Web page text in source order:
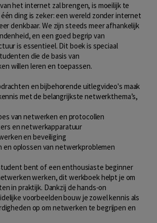
het internet zal brengen, is moeilijk te
ding is zeker: een wereld zonder internet
denkbaar. We zijn steeds meer afhankelijk
en een goed begrip van
is essentieel. Dit boek is speciaal
die de basis van
willen leren en toepassen.
en bijbehorende uitlegvideo's maak
met de belangrijkste netwerkthema’s,
van netwerken en protocollen
en netwerkapparatuur
en beveiliging
en oplossen van netwerkproblemen
bent of een enthousiaste beginner
werken, dit werkboek helpt je om
in praktijk. Dankzij de hands-on
voorbeelden bouw je zowel kennis als
op om netwerken te begrijpen en